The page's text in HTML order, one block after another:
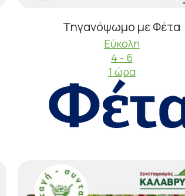
Τηγανόψωμο με Φέτα
Εύκολη
4 - 6
1 ώρα